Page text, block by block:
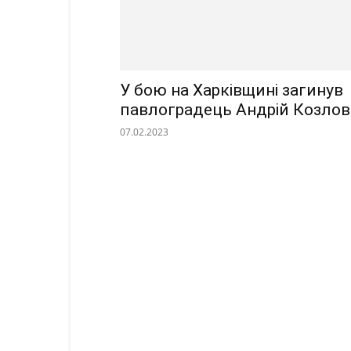
У бою на Харківщині загинув
павлоградець Андрій Козлов
07.02.2023